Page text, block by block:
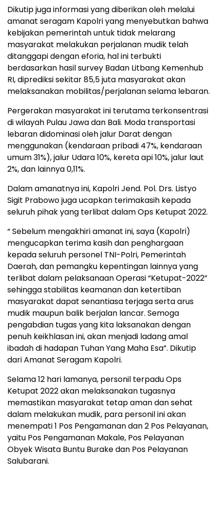
Dikutip juga informasi yang diberikan oleh melalui
amanat seragam Kapolri yang menyebutkan bahwa
kebijakan pemerintah untuk tidak melarang
masyarakat melakukan perjalanan mudik telah
ditanggapi dengan eforia, hal ini terbukti
berdasarkan hasil survey Badan Litbang Kemenhub
RI, diprediksi sekitar 85,5 juta masyarakat akan
melaksanakan mobilitas/perjalanan selama lebaran.
Pergerakan masyarakat ini terutama terkonsentrasi
di wilayah Pulau Jawa dan Bali. Moda transportasi
lebaran didominasi oleh jalur Darat dengan
menggunakan (kendaraan pribadi 47%, kendaraan
umum 31%), jalur Udara 10%, kereta api 10%, jalur laut
2%, dan lainnya 0,11%.
Dalam amanatnya ini, Kapolri Jend. Pol. Drs. Listyo
Sigit Prabowo juga ucapkan terimakasih kepada
seluruh pihak yang terlibat dalam Ops Ketupat 2022.
“ Sebelum mengakhiri amanat ini, saya (Kapolri)
mengucapkan terima kasih dan penghargaan
kepada seluruh personel TNI-Polri, Pemerintah
Daerah, dan pemangku kepentingan lainnya yang
terlibat dalam pelaksanaan Operasi “Ketupat-2022”
sehingga stabilitas keamanan dan ketertiban
masyarakat dapat senantiasa terjaga serta arus
mudik maupun balik berjalan lancar. Semoga
pengabdian tugas yang kita laksanakan dengan
penuh keikhlasan ini, akan menjadi ladang amal
ibadah di hadapan Tuhan Yang Maha Esa”. Dikutip
dari Amanat Seragam Kapolri.
Selama 12 hari lamanya, personil terpadu Ops
Ketupat 2022 akan melaksanakan tugasnya
memastikan masyarakat tetap aman dan sehat
dalam melakukan mudik, para personil ini akan
menempati 1 Pos Pengamanan dan 2 Pos Pelayanan,
yaitu Pos Pengamanan Makale, Pos Pelayanan
Obyek Wisata Buntu Burake dan Pos Pelayanan
Salubarani.